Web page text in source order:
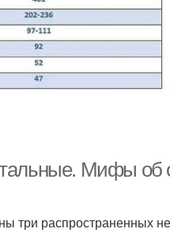
Мифы об
три распространенных